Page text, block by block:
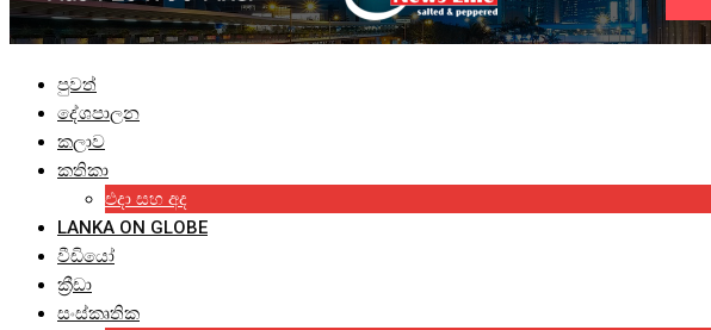
පුවත්
දේශපාලන
කලාව
කතිකා
එදා සහ අද
LANKA ON GLOBE
වීඩියෝ
ක්‍රීඩා
සංස්කෘතික